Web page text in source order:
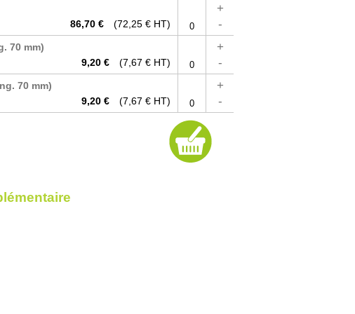
86,70 € (72,25 € HT)
+
-
70 mm)
9,20 € (7,67 € HT)
+
-
70 mm)
9,20 € (7,67 € HT)
+
-